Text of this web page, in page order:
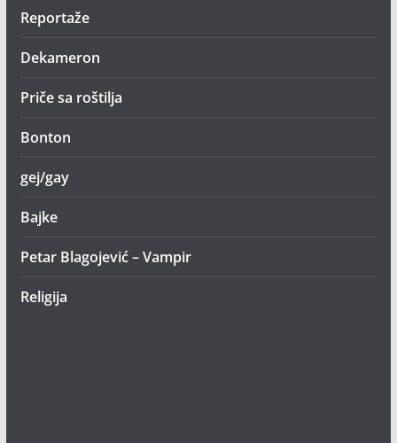
Reportaže
Dekameron
Priče sa roštilja
Bonton
gej/gay
Bajke
Petar Blagojević – Vampir
Religija